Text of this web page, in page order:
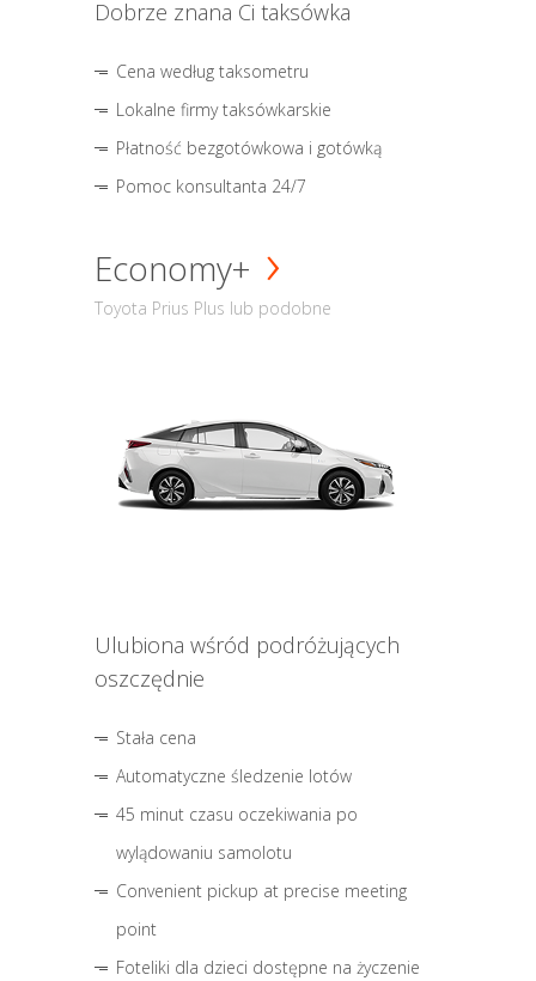
Dobrze znana Ci taksówka
Cena według taksometru
Lokalne firmy taksówkarskie
Płatność bezgotówkowa i gotówką
Pomoc konsultanta 24/7
Economy+
Toyota Prius Plus lub podobne
Ulubiona wśród podróżujących
oszczędnie
Stała cena
Automatyczne śledzenie lotów
45 minut czasu oczekiwania po
wylądowaniu samolotu
Convenient pickup at precise meeting
point
Foteliki dla dzieci dostępne na życzenie